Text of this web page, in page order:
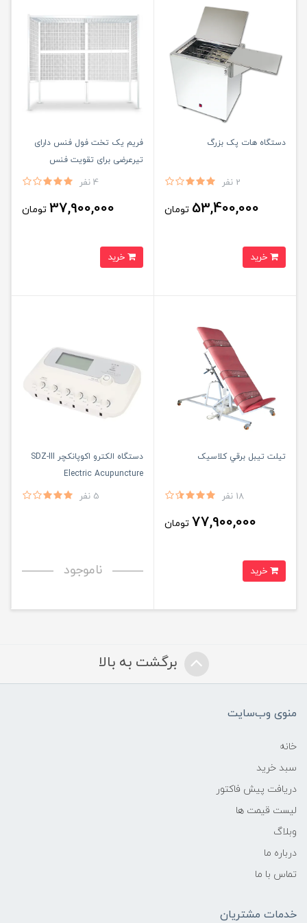
دستگاه هات پک بزرگ
2 نفر
53,400,000 تومان
فریم یک تخت فول فنس دارای
تیرعرضی برای تقویت فنس
4 نفر
37,900,000 تومان
تیلت تیبل برقي کلاسیک
18 نفر
77,900,000 تومان
دستگاه الکترو اکوپانکچر SDZ-III
Electric Acupuncture
5 نفر
ناموجود
برگشت به بالا
منوی وب‌سایت
خانه
سبد خرید
دریافت پیش فاکتور
لیست قیمت ها
وبلاگ
درباره ما
تماس با ما
خدمات مشتریان